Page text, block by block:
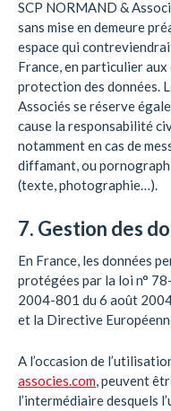
SCP NORMAND &
sans mise en demeure
espace qui
France, en particulier
protection des données.
Associés se réserve
cause la responsabilité
notamment en cas de
diffamant, ou
(texte, photographie…).
7. Gestion des
En France, les données
protégées par la loi n°
2004-801 du 6 août
et la Directive
A l’occasion de
associes.com, peuvent
l’intermédiaire desquels